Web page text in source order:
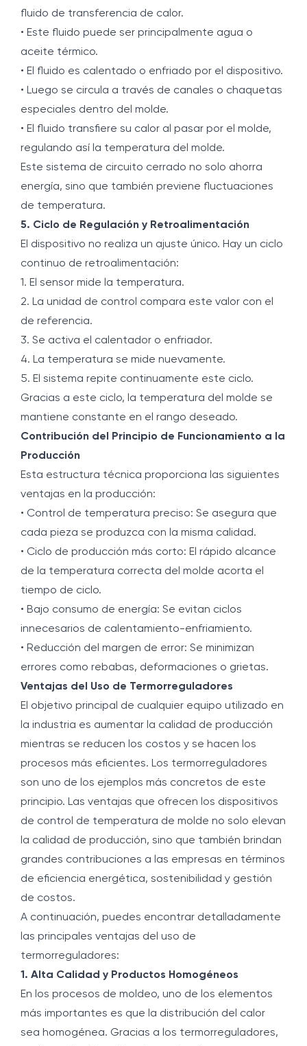
fluido de transferencia de calor.
• Este fluido puede ser principalmente agua o
aceite térmico.
• El fluido es calentado o enfriado por el dispositivo.
• Luego se circula a través de canales o chaquetas
especiales dentro del molde.
• El fluido transfiere su calor al pasar por el molde,
regulando así la temperatura del molde.
Este sistema de circuito cerrado no solo ahorra
energía, sino que también previene fluctuaciones
de temperatura.
5. Ciclo de Regulación y Retroalimentación
El dispositivo no realiza un ajuste único. Hay un ciclo
continuo de retroalimentación:
1. El sensor mide la temperatura.
2. La unidad de control compara este valor con el
de referencia.
3. Se activa el calentador o enfriador.
4. La temperatura se mide nuevamente.
5. El sistema repite continuamente este ciclo.
Gracias a este ciclo, la temperatura del molde se
mantiene constante en el rango deseado.
Contribución del Principio de Funcionamiento a la
Producción
Esta estructura técnica proporciona las siguientes
ventajas en la producción:
• Control de temperatura preciso: Se asegura que
cada pieza se produzca con la misma calidad.
• Ciclo de producción más corto: El rápido alcance
de la temperatura correcta del molde acorta el
tiempo de ciclo.
• Bajo consumo de energía: Se evitan ciclos
innecesarios de calentamiento-enfriamiento.
• Reducción del margen de error: Se minimizan
errores como rebabas, deformaciones o grietas.
Ventajas del Uso de Termorreguladores
El objetivo principal de cualquier equipo utilizado en
la industria es aumentar la calidad de producción
mientras se reducen los costos y se hacen los
procesos más eficientes. Los termorreguladores
son uno de los ejemplos más concretos de este
principio. Las ventajas que ofrecen los dispositivos
de control de temperatura de molde no solo elevan
la calidad de producción, sino que también brindan
grandes contribuciones a las empresas en términos
de eficiencia energética, sostenibilidad y gestión
de costos.
A continuación, puedes encontrar detalladamente
las principales ventajas del uso de
termorreguladores:
1. Alta Calidad y Productos Homogéneos
En los procesos de moldeo, uno de los elementos
más importantes es que la distribución del calor
sea homogénea. Gracias a los termorreguladores,